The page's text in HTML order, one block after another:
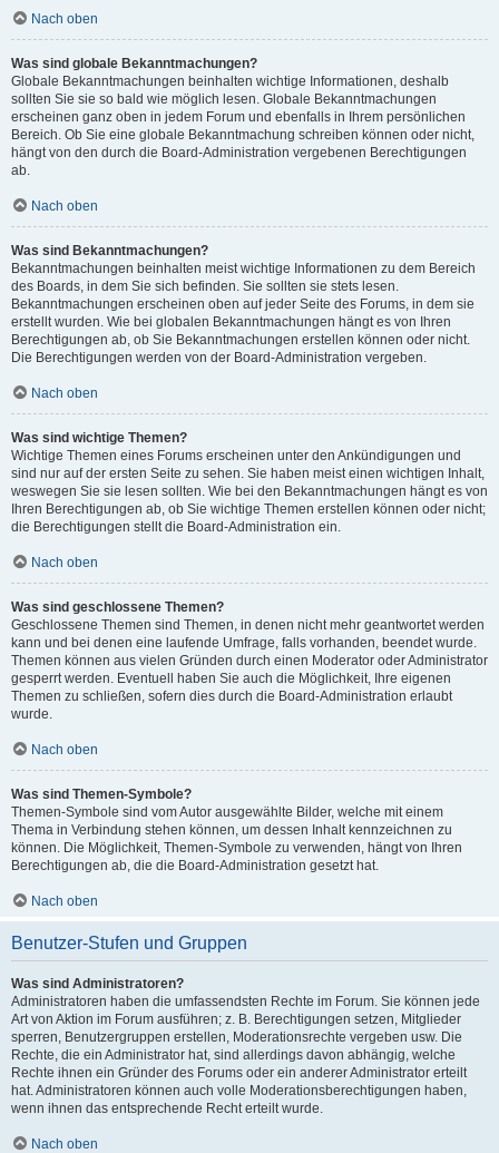
Nach oben
Was sind globale Bekanntmachungen?
Globale Bekanntmachungen beinhalten wichtige Informationen, deshalb
sollten Sie sie so bald wie möglich lesen. Globale Bekanntmachungen
erscheinen ganz oben in jedem Forum und ebenfalls in Ihrem persönlichen
Bereich. Ob Sie eine globale Bekanntmachung schreiben können oder nicht,
hängt von den durch die Board-Administration vergebenen Berechtigungen
ab.
Nach oben
Was sind Bekanntmachungen?
Bekanntmachungen beinhalten meist wichtige Informationen zu dem Bereich
des Boards, in dem Sie sich befinden. Sie sollten sie stets lesen.
Bekanntmachungen erscheinen oben auf jeder Seite des Forums, in dem sie
erstellt wurden. Wie bei globalen Bekanntmachungen hängt es von Ihren
Berechtigungen ab, ob Sie Bekanntmachungen erstellen können oder nicht.
Die Berechtigungen werden von der Board-Administration vergeben.
Nach oben
Was sind wichtige Themen?
Wichtige Themen eines Forums erscheinen unter den Ankündigungen und
sind nur auf der ersten Seite zu sehen. Sie haben meist einen wichtigen Inhalt,
weswegen Sie sie lesen sollten. Wie bei den Bekanntmachungen hängt es von
Ihren Berechtigungen ab, ob Sie wichtige Themen erstellen können oder nicht;
die Berechtigungen stellt die Board-Administration ein.
Nach oben
Was sind geschlossene Themen?
Geschlossene Themen sind Themen, in denen nicht mehr geantwortet werden
kann und bei denen eine laufende Umfrage, falls vorhanden, beendet wurde.
Themen können aus vielen Gründen durch einen Moderator oder Administrator
gesperrt werden. Eventuell haben Sie auch die Möglichkeit, Ihre eigenen
Themen zu schließen, sofern dies durch die Board-Administration erlaubt
wurde.
Nach oben
Was sind Themen-Symbole?
Themen-Symbole sind vom Autor ausgewählte Bilder, welche mit einem
Thema in Verbindung stehen können, um dessen Inhalt kennzeichnen zu
können. Die Möglichkeit, Themen-Symbole zu verwenden, hängt von Ihren
Berechtigungen ab, die die Board-Administration gesetzt hat.
Nach oben
Benutzer-Stufen und Gruppen
Was sind Administratoren?
Administratoren haben die umfassendsten Rechte im Forum. Sie können jede
Art von Aktion im Forum ausführen; z. B. Berechtigungen setzen, Mitglieder
sperren, Benutzergruppen erstellen, Moderationsrechte vergeben usw. Die
Rechte, die ein Administrator hat, sind allerdings davon abhängig, welche
Rechte ihnen ein Gründer des Forums oder ein anderer Administrator erteilt
hat. Administratoren können auch volle Moderationsberechtigungen haben,
wenn ihnen das entsprechende Recht erteilt wurde.
Nach oben